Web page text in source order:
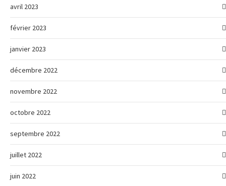
avril 2023
février 2023
janvier 2023
décembre 2022
novembre 2022
octobre 2022
septembre 2022
juillet 2022
juin 2022